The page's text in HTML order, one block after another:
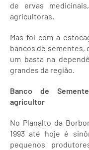
de ervas
agricultoras.
Mas foi com a
bancos de sementes,
um basta na
grandes da região.
Banco de
agricultor
No Planalto da
1993 até hoje é
pequenos